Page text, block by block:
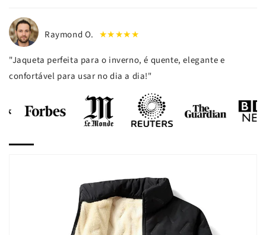
Raymond O. ★★★★★
"Jaqueta perfeita para o inverno, é quente, elegante e
confortável para usar no dia a dia!"